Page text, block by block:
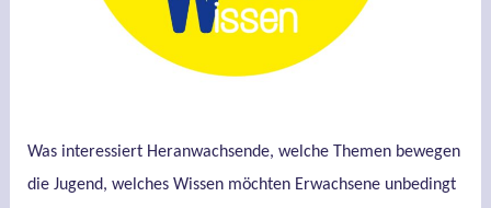
Was interessiert Heranwachsende, welche Themen bewegen
die Jugend, welches Wissen möchten Erwachsene unbedingt